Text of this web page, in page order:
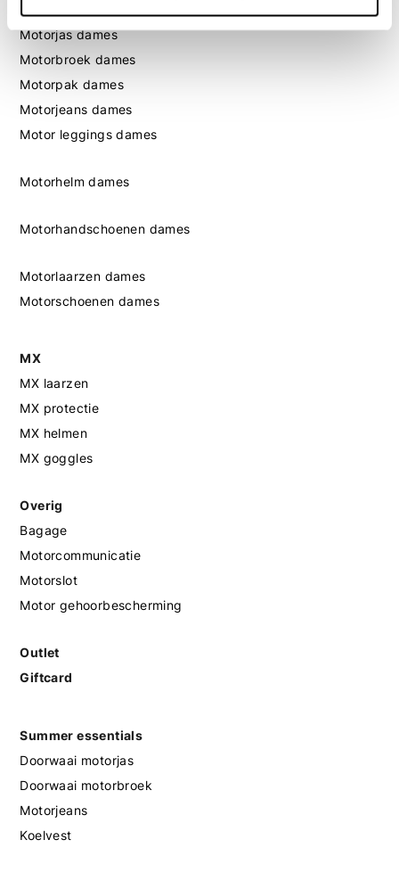
Motorjas dames
Motorbroek dames
Motorpak dames
Motorjeans dames
Motor leggings dames
Motorhelm dames
Motorhandschoenen dames
Motorlaarzen dames
Motorschoenen dames
MX
MX laarzen
MX protectie
MX helmen
MX goggles
Overig
Bagage
Motorcommunicatie
Motorslot
Motor gehoorbescherming
Outlet
Giftcard
Summer essentials
Doorwaai motorjas
Doorwaai motorbroek
Motorjeans
Koelvest